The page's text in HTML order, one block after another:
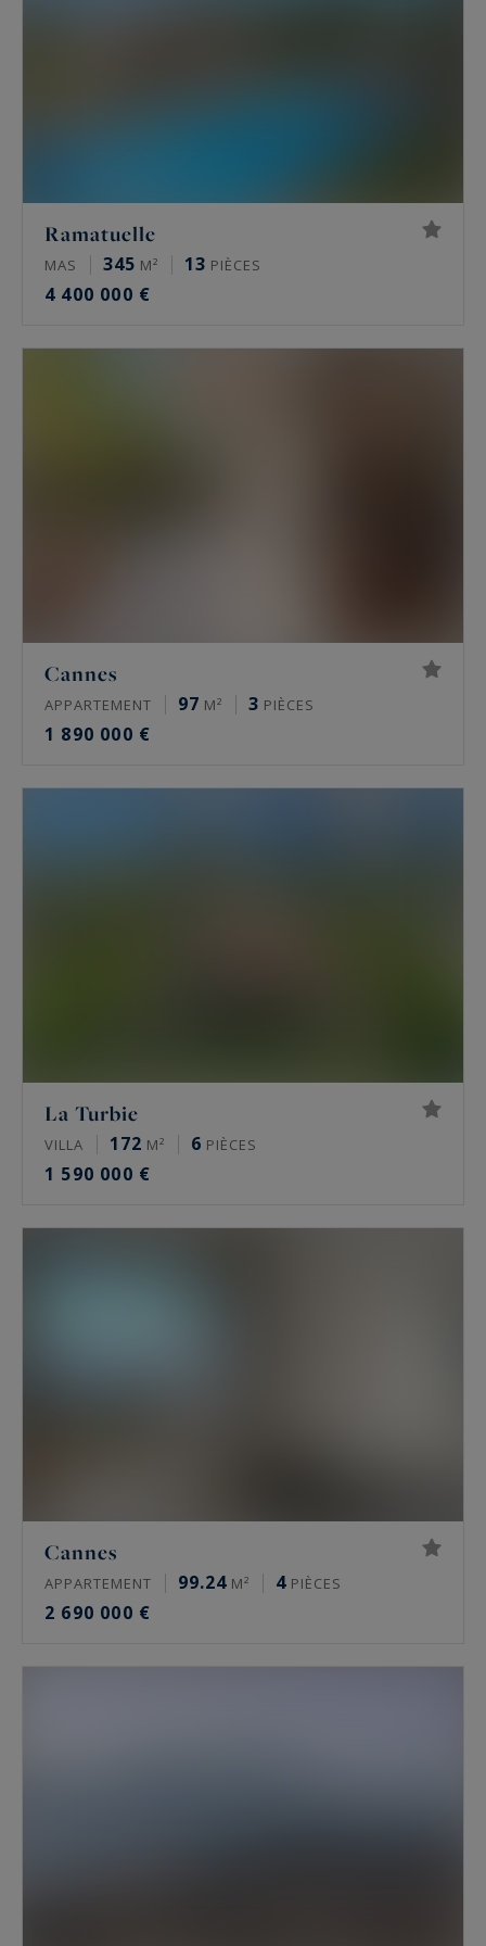
Ramatuelle
MAS 345 M² 13 PIÈCES
4 400 000 €
Cannes
APPARTEMENT 97 M² 3 PIÈCES
1 890 000 €
La Turbie
VILLA 172 M² 6 PIÈCES
1 590 000 €
Cannes
APPARTEMENT 99.24 M² 4 PIÈCES
2 690 000 €